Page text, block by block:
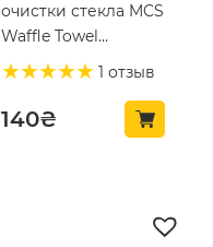
очистки стекла MCS
Waffle Towel
40х40см, 450г/м2
1 отзыв
140₴